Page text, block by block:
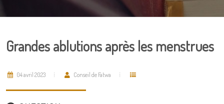
Grandes ablutions après les menstrues
04 avril 2023 Conseil de Fatwa